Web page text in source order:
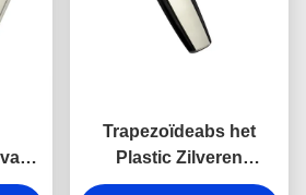
de
Trapezoïdeabs het
Plastic Zilveren
Galvaniseren van